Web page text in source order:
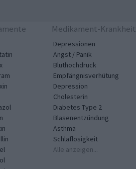
Medikament-Krankheit
Depressionen
Angst / Panik
Bluthochdruck
Empfängnisverhütung
Depression
Cholesterin
Diabetes Type 2
Blasenentzündung
Asthma
Schlaflosigkeit
Alle anzeigen...